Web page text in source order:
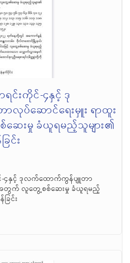
ရင်းကိုင်-၄နှင့် ဒု
ပ်ဆောင်ရေးမှူး ရာထူး
ေးမှု ခံယူရမည့်သူများ၏
င်း
-၄နှင့် ဒုလက်ထောက်ကွန်ပျူတာ
းအတွက် လူတွေ့စစ်ဆေးမှု ခံယူရမည့်
ြင်း